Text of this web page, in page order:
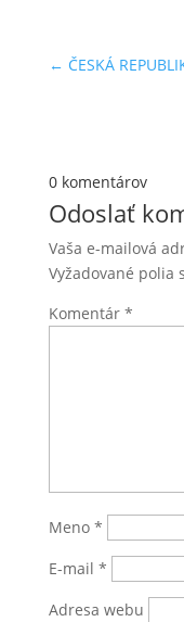
← ČESKÁ
0 komentárov
Odoslať
Vaša e-mailová
Vyžadované polia
Komentár *
Meno *
E-mail *
Adresa webu